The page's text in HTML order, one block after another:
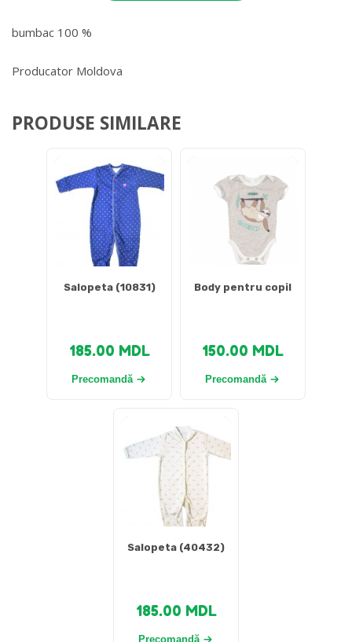
bumbac 100 %
Producator Moldova
PRODUSE SIMILARE
Salopeta (10831)
185.00 MDL
Precomandă
Body pentru copil
150.00 MDL
Precomandă
Salopeta (40432)
185.00 MDL
Precomandă